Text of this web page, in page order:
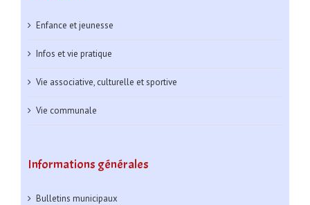
Enfance et jeunesse
Infos et vie pratique
Vie associative, culturelle et sportive
Vie communale
Informations générales
Bulletins municipaux